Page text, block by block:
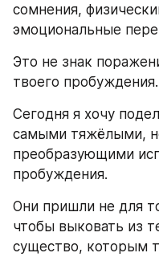
сомнения,
эмоциональные
Это не знак
твоего пробуждения.
Сегодня я хочу
самыми тяжёлыми,
преобразующими
пробуждения.
Они пришли не для
чтобы выковать из
существо, которым